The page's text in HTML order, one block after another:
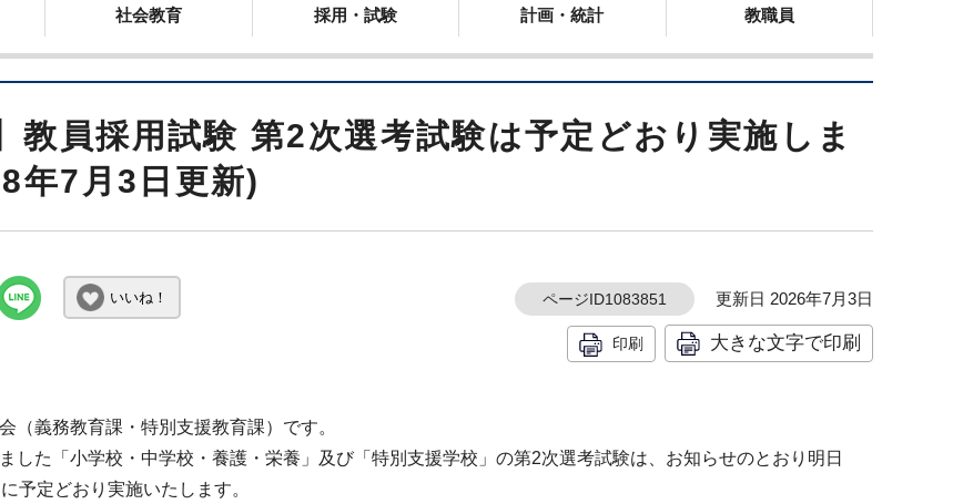
社会教育 採用・試験 計画・統計 教職員
教員採用試験 第2次選考試験は予定どおり実施しま
年7月3日更新)
いいね！ ページID1083851 更新日 2026年7月3日
印刷 大きな文字で印刷
（義務教育課・特別支援教育課）です。
した「小学校・中学校・養護・栄養」及び「特別支援学校」の第2次選考試験は、お知らせのとおり明日
予定どおり実施いたします。